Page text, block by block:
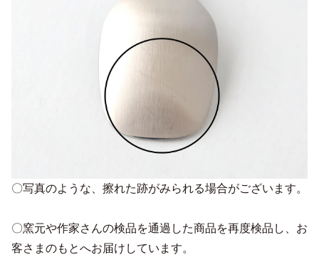
〇写真のような、擦れた跡がみられる場合がございます。
〇窯元や作家さんの検品を通過した商品を再度検品し、お
客さまのもとへお届けしています。